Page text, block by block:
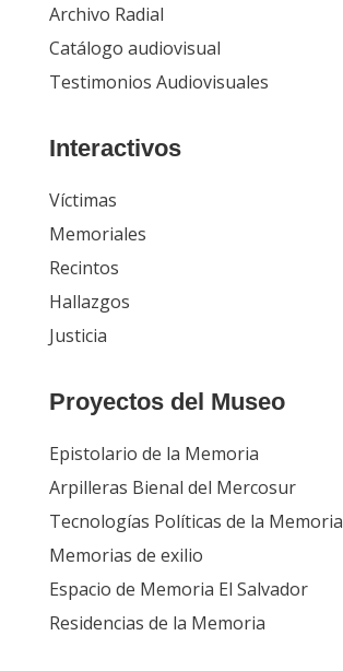
Archivo Radial
Catálogo audiovisual
Testimonios Audiovisuales
Interactivos
Víctimas
Memoriales
Recintos
Hallazgos
Justicia
Proyectos del Museo
Epistolario de la Memoria
Arpilleras Bienal del Mercosur
Tecnologías Políticas de la Memoria
Memorias de exilio
Espacio de Memoria El Salvador
Residencias de la Memoria